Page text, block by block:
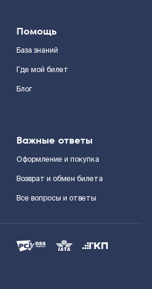
Помощь
База знаний
Где мой билет
Блог
Важные ответы
Оформление и покупка
Возврат и обмен билета
Все вопросы и ответы